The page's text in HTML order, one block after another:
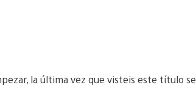
la última vez que visteis este título se